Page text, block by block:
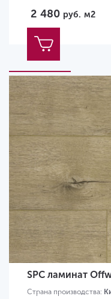
2 480 руб. м2
SPC ламинат
Страна производства: